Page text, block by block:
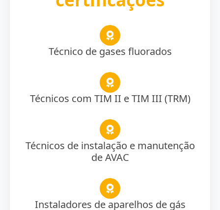
Técnico de gases fluorados
Técnicos com TIM II e TIM III (TRM)
Técnicos de instalação e manutenção
de AVAC
Instaladores de aparelhos de gás